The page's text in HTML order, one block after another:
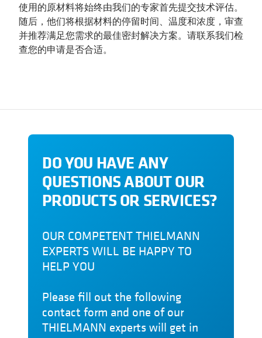
使用的原材料将始终由我们的专家首先提交技术评估。
随后，他们将根据材料的停留时间、温度和浓度，审查
并推荐满足您需求的最佳密封解决方案。请联系我们检
查您的申请是否合适。
DO YOU HAVE ANY
QUESTIONS ABOUT OUR
PRODUCTS OR SERVICES?
OUR COMPETENT THIELMANN
EXPERTS WILL BE HAPPY TO
HELP YOU
Please fill out the following
contact form and one of our
THIELMANN experts will get in